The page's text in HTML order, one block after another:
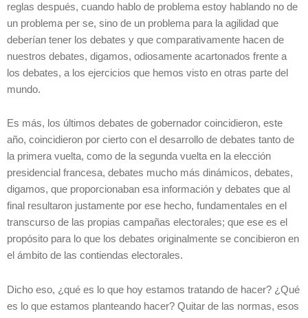
reglas después, cuando hablo de problema estoy hablando no de
un problema per se, sino de un problema para la agilidad que
deberían tener los debates y que comparativamente hacen de
nuestros debates, digamos, odiosamente acartonados frente a
los debates, a los ejercicios que hemos visto en otras parte del
mundo.
Es más, los últimos debates de gobernador coincidieron, este
año, coincidieron por cierto con el desarrollo de debates tanto de
la primera vuelta, como de la segunda vuelta en la elección
presidencial francesa, debates mucho más dinámicos, debates,
digamos, que proporcionaban esa información y debates que al
final resultaron justamente por ese hecho, fundamentales en el
transcurso de las propias campañas electorales; que ese es el
propósito para lo que los debates originalmente se concibieron en
el ámbito de las contiendas electorales.
Dicho eso, ¿qué es lo que hoy estamos tratando de hacer? ¿Qué
es lo que estamos planteando hacer? Quitar de las normas, esos